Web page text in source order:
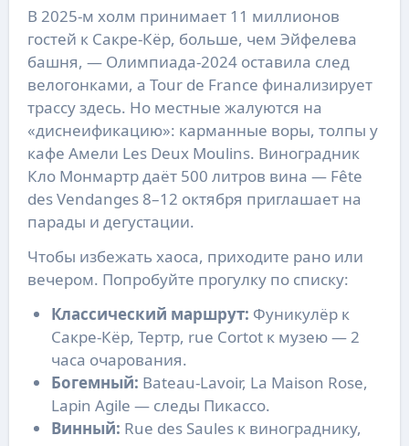
В 2025-м холм принимает 11 миллионов
гостей к Сакре-Кёр, больше, чем Эйфелева
башня, — Олимпиада-2024 оставила след
велогонками, а Tour de France финализирует
трассу здесь. Но местные жалуются на
«диснеификацию»: карманные воры, толпы у
кафе Амели Les Deux Moulins. Виноградник
Кло Монмартр даёт 500 литров вина — Fête
des Vendanges 8–12 октября приглашает на
парады и дегустации.
Чтобы избежать хаоса, приходите рано или
вечером. Попробуйте прогулку по списку:
Классический маршрут: Фуникулёр к
Сакре-Кёр, Тертр, rue Cortot к музею — 2
часа очарования.
Богемный: Bateau-Lavoir, La Maison Rose,
Lapin Agile — следы Пикассо.
Винный: Rue des Saules к винограднику,